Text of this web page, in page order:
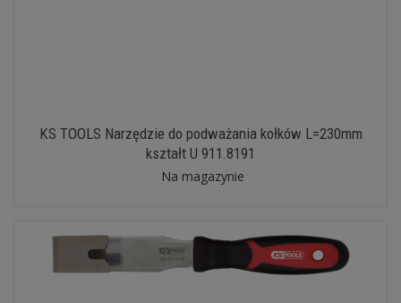
KS TOOLS Narzędzie do podważania kołków L=230mm
kształt U 911.8191
Na magazynie